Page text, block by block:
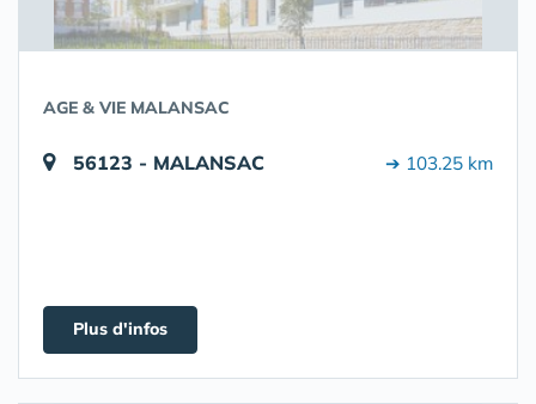
AGE & VIE MALANSAC
56123 - MALANSAC ➔ 103.25 km
Plus d'infos